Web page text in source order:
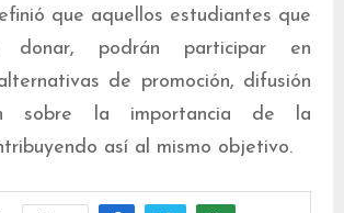
que aquellos estudiantes que
donar, podrán participar en
de promoción, difusión
sobre la importancia de la
así al mismo objetivo.